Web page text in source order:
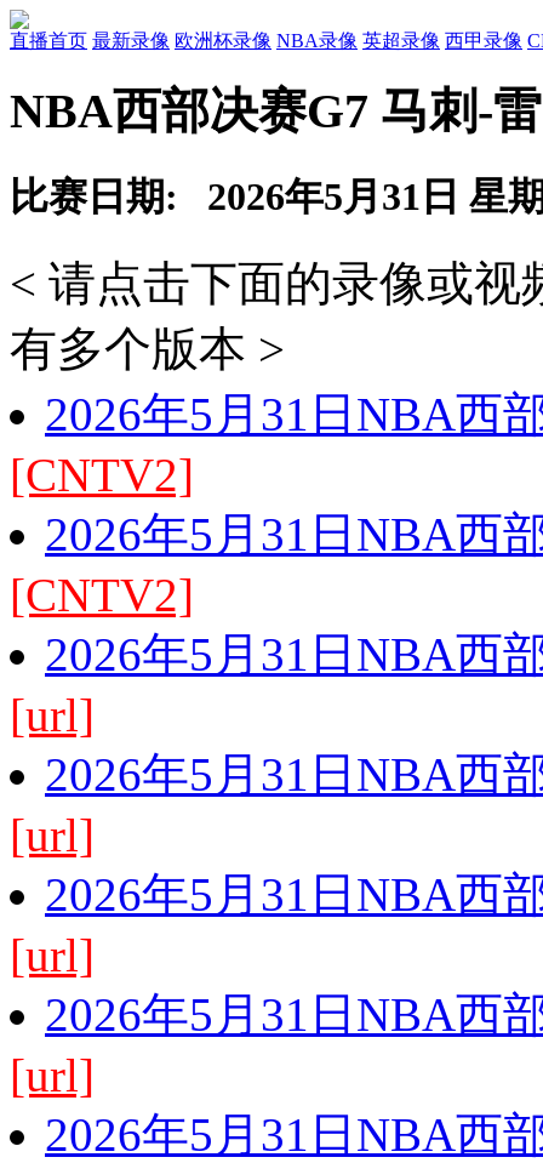
直播首页 最新录像 欧洲杯录像 NBA录像 英超录像 西甲录像
NBA西部决赛G7 马刺-
比赛日期: 2026年5月31日 星
< 请点击下面的录像或
有多个版本 >
2026年5月31日NBA西
[CNTV2]
2026年5月31日NBA西
[CNTV2]
2026年5月31日NBA西
[url]
2026年5月31日NBA西
[url]
2026年5月31日NBA西
[url]
2026年5月31日NBA西
[url]
2026年5月31日NBA西